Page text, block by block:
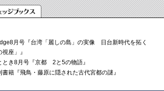
月号『台湾「麗しの島」の実像 日台新時代を拓く「3
視座」』
とき8月号『京都 2と5の物語』
書籍『飛鳥・藤原に隠された古代宮都の謎』